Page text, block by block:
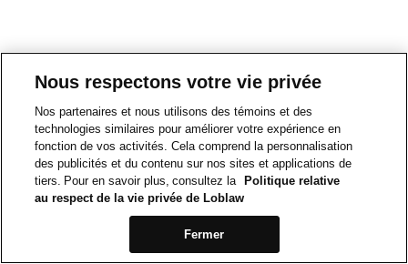
Nous respectons votre vie privée
Nos partenaires et nous utilisons des témoins et des
technologies similaires pour améliorer votre expérience en
fonction de vos activités. Cela comprend la personnalisation
des publicités et du contenu sur nos sites et applications de
tiers. Pour en savoir plus, consultez la
Politique relative
au respect de la vie privée de Loblaw
Fermer